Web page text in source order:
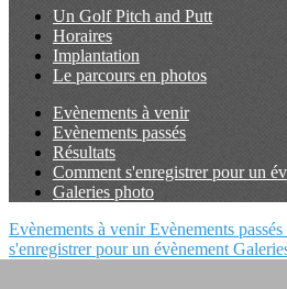
Un Golf Pitch and Putt
Horaires
Implantation
Le parcours en photos
Evènements à venir
Evènements passés
Résultats
Comment s'enregistrer pour un
Galeries photo
Evènements à venirEvènements passés
s'enregistrer pour un évènement